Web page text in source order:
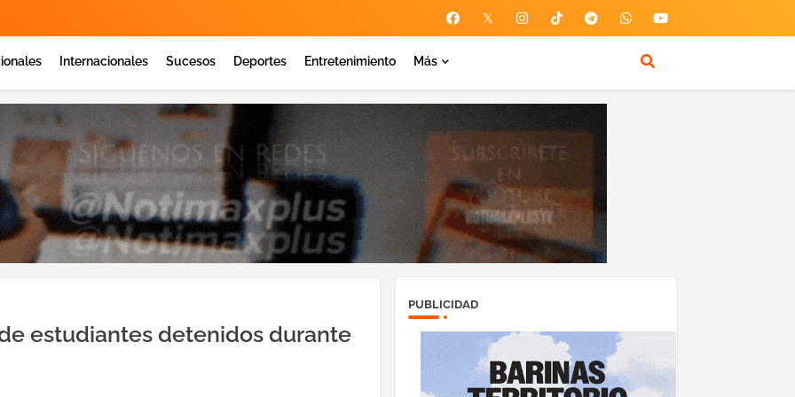
Internacionales Sucesos Deportes Entretenimiento Más
estudiantes detenidos durante
PUBLICIDAD